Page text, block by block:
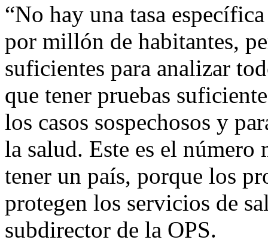
“No hay una tasa
por millón de habitantes,
suficientes para analizar
que tener pruebas
los casos sospechosos y
la salud. Este es el número
tener un país, porque los
protegen los servicios de
subdirector de la OPS.